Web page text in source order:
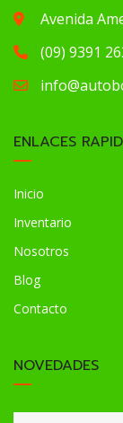
Avenida
(09) 9391
ENLACES
Inicio
Inventario
Nosotros
Blog
Contacto
NOVEDADES